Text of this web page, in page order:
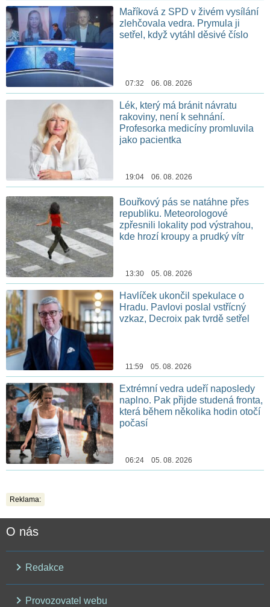
Maříková z SPD v živém vysílání
zlehčovala vedra. Prymula ji
setřel, když vytáhl děsivé číslo
07:32 06. 08. 2026
Lék, který má bránit návratu
rakoviny, není k sehnání.
Profesorka medicíny promluvila
jako pacientka
19:04 06. 08. 2026
Bouřkový pás se natáhne přes
republiku. Meteorologové
zpřesnili lokality pod výstrahou,
kde hrozí kroupy a prudký vítr
13:30 05. 08. 2026
Havlíček ukončil spekulace o
Hradu. Pavlovi poslal vstřícný
vzkaz, Decroix pak tvrdě setřel
11:59 05. 08. 2026
Extrémní vedra udeří naposledy
naplno. Pak přijde studená fronta,
která během několika hodin otočí
počasí
06:24 05. 08. 2026
Reklama:
O nás
Redakce
Provozovatel webu